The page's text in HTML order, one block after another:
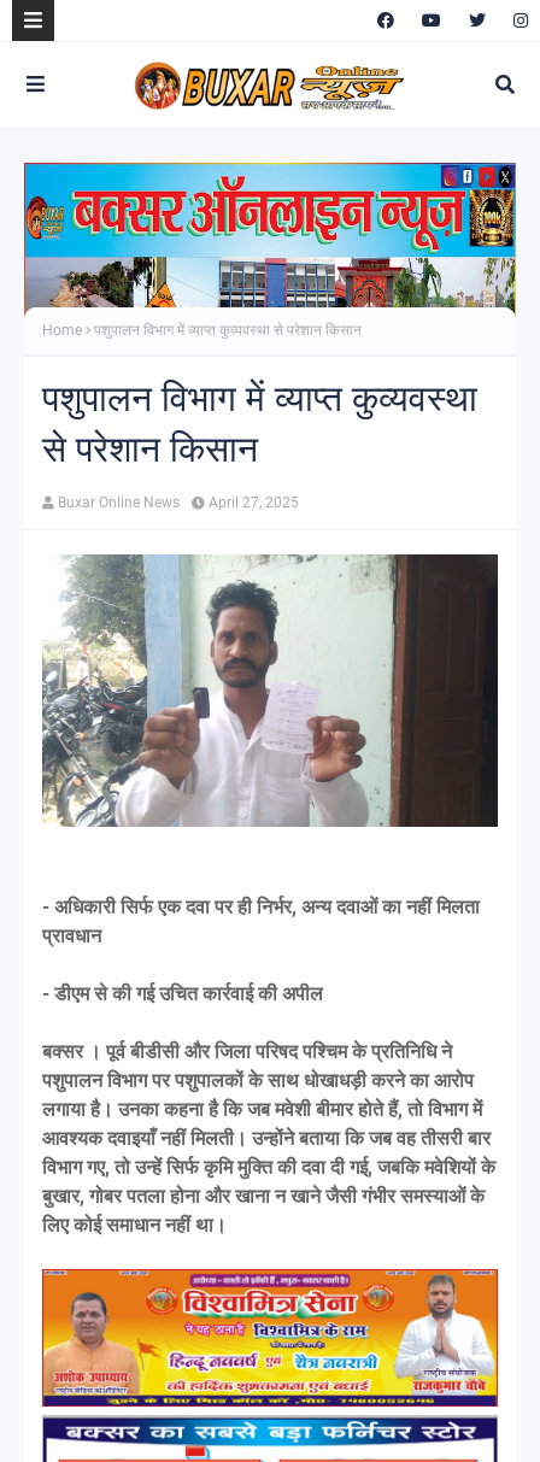
Home पशुपालन विभाग में व्याप्त कुव्यवस्था से परेशान किसान
पशुपालन विभाग में व्याप्त कुव्यवस्था
से परेशान किसान
Buxar Online News April 27, 2025
- अधिकारी सिर्फ एक दवा पर ही निर्भर, अन्य दवाओं का नहीं मिलता
प्रावधान
- डीएम से की गई उचित कार्रवाई की अपील
बक्सर । पूर्व बीडीसी और जिला परिषद पश्चिम के प्रतिनिधि ने
पशुपालन विभाग पर पशुपालकों के साथ धोखाधड़ी करने का आरोप
लगाया है। उनका कहना है कि जब मवेशी बीमार होते हैं, तो विभाग में
आवश्यक दवाइयाँ नहीं मिलती। उन्होंने बताया कि जब वह तीसरी बार
विभाग गए, तो उन्हें सिर्फ कृमि मुक्ति की दवा दी गई, जबकि मवेशियों के
बुखार, गोबर पतला होना और खाना न खाने जैसी गंभीर समस्याओं के
लिए कोई समाधान नहीं था।